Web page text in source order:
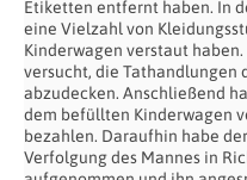
Etiketten entfernt haben. In
eine Vielzahl von
Kinderwagen verstaut
versucht, die Tathandlungen
abzudecken. Anschließend
dem befüllten Kinderwagen
bezahlen. Daraufhin habe
Verfolgung des Mannes in